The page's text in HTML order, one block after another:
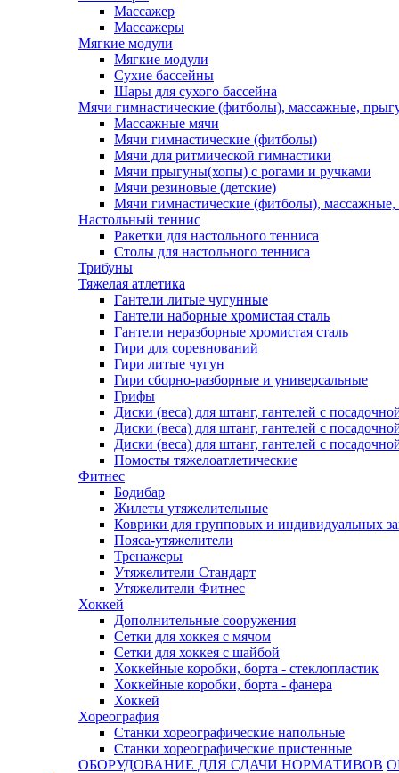
Массажер
Массажеры
Мягкие модули
Мягкие модули
Сухие бассейны
Шары для сухого бассейна
Мячи гимнастические (фитболы), массажные,
Массажные мячи
Мячи гимнастические (фитболы)
Мячи для ритмической гимнастики
Мячи прыгуны(хопы) с рогами и ручками
Мячи резиновые (детские)
Мячи гимнастические (фитболы),
Настольный теннис
Ракетки для настольного тенниса
Столы для настольного тенниса
Трибуны
Тяжелая атлетика
Гантели литые чугунные
Гантели наборные хромистая сталь
Гантели неразборные хромистая сталь
Гири для соревнований
Гири литые чугун
Гири сборно-разборные и универсальные
Грифы
Диски (веса) для штанг, гантелей с
Диски (веса) для штанг, гантелей с
Диски (веса) для штанг, гантелей с
Помосты тяжелоатлетические
Фитнес
Бодибар
Жилеты утяжелительные
Коврики для групповых и индивидуальных
Пояса-утяжелители
Тренажеры
Утяжелители Стандарт
Утяжелители Фитнес
Хоккей
Дополнительные сооружения
Сетки для хоккея с мячом
Сетки для хоккея с шайбой
Хоккейные коробки, борта - стеклопластик
Хоккейные коробки, борта - фанера
Хоккей
Хореография
Станки хореографические напольные
Станки хореографические пристенные
ОБОРУДОВАНИЕ ДЛЯ СДАЧИ НОРМАТИВОВ